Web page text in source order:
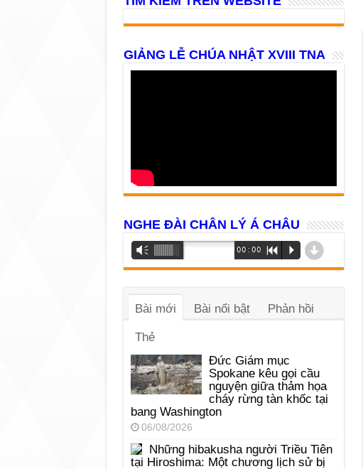
GIẢNG LỄ CHÚA NHẬT XVIII TNA
NGHE ĐÀI CHÂN LÝ Á CHÂU
Trình
phát
âm
Vm 00:00 R P d
Bài mới Bài nổi bật Phản hồi
Thẻ
Đức Giám mục
Spokane kêu gọi cầu
nguyện giữa thảm họa
cháy rừng tàn khốc tại
bang Washington
06/08/2026
Những hibakusha người Triều Tiên
tại Hiroshima: Một chương lịch sử bị